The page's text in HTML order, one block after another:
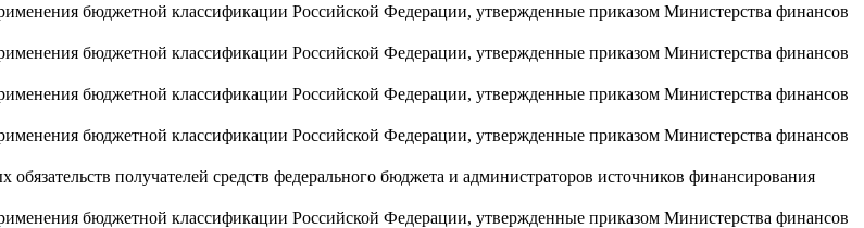
бюджетной классификации Российской Федерации, утвержденные приказом Министерства финансов
бюджетной классификации Российской Федерации, утвержденные приказом Министерства финансов
бюджетной классификации Российской Федерации, утвержденные приказом Министерства финансов
бюджетной классификации Российской Федерации, утвержденные приказом Министерства финансов
получателей средств федерального бюджета и администраторов источников финансирования
бюджетной классификации Российской Федерации, утвержденные приказом Министерства финансов